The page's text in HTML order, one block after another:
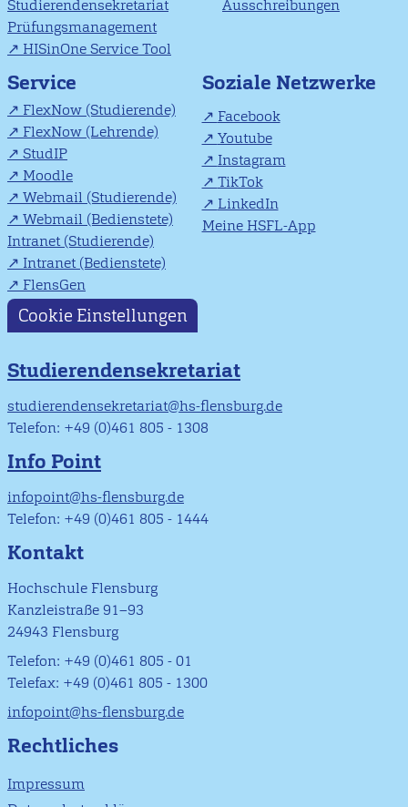
Studierendensekretariat
Prüfungsmanagement
HISinOne Service Tool
Ausschreibungen
Service
FlexNow (Studierende)
FlexNow (Lehrende)
StudIP
Moodle
Webmail (Studierende)
Webmail (Bedienstete)
Intranet (Studierende)
Intranet (Bedienstete)
FlensGen
Soziale Netzwerke
Facebook
Youtube
Instagram
TikTok
LinkedIn
Meine HSFL-App
Cookie Einstellungen
Studierendensekretariat
studierendensekretariat@hs-flensburg.de
Telefon: +49 (0)461 805 - 1308
Info Point
infopoint@hs-flensburg.de
Telefon: +49 (0)461 805 - 1444
Kontakt
Hochschule Flensburg
Kanzleistraße 91–93
24943 Flensburg
Telefon: +49 (0)461 805 - 01
Telefax: +49 (0)461 805 - 1300
infopoint@hs-flensburg.de
Rechtliches
Impressum